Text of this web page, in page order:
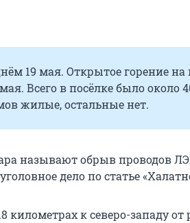
19 мая. Открытое горение
Всего в посёлке было около
жилые, остальные нет.
называют обрыв проводов
уголовное дело по статье
километрах к северо-западу от